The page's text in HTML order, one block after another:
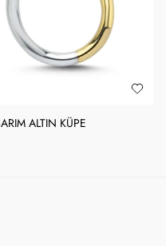
ALTIN KÜPE